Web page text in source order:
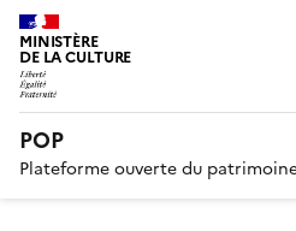
MINISTÈRE
DE LA CULTURE
POP
Plateforme ouverte du